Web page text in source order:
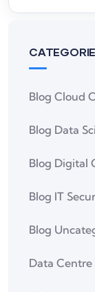
Blog Cloud
Blog Data
Blog Digital
Blog IT
Blog
Data Centre